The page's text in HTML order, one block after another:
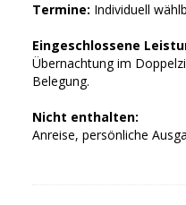
Termine: Individuell
Eingeschlossene
Übernachtung im
Belegung.
Nicht enthalten:
Anreise, persönliche